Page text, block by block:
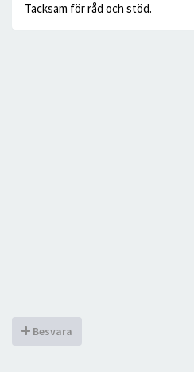
Tacksam för råd och stöd.
Besvara